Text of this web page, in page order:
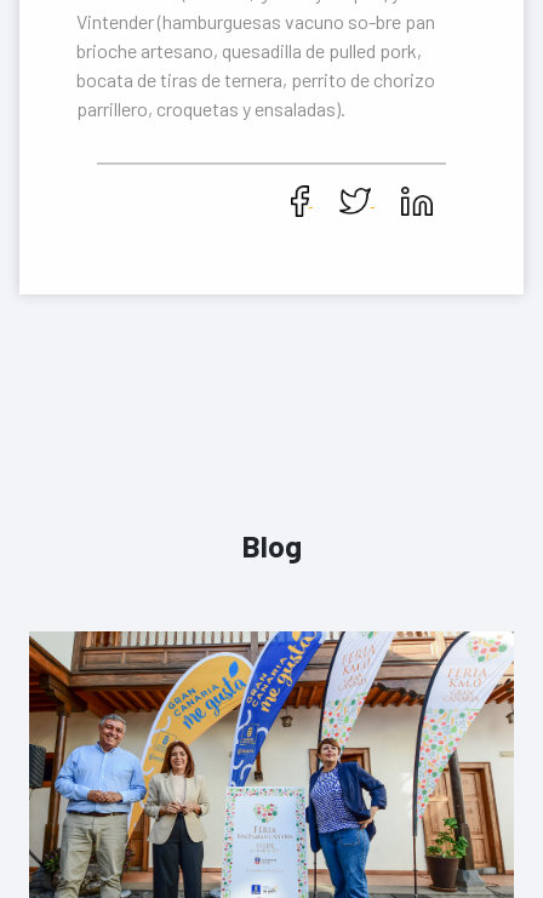
Vintender (hamburguesas vacuno so-bre pan
brioche artesano, quesadilla de pulled pork,
bocata de tiras de ternera, perrito de chorizo
parrillero, croquetas y ensaladas).
Blog